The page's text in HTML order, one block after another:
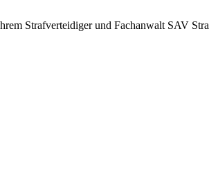
Strafverteidiger und Fachanwalt SAV